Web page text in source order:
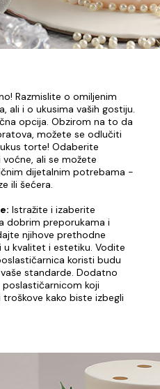
Razmislite o omiljenim
ali i o ukusima vaših gostiju.
opcija. Obzirom na to da
možete se odlučiti
torte! Odaberite
ali se možete
dijetalnim potrebama -
ili šećera.
Istražite i izaberite
dobrim preporukama i
njihove prethodne
u kvalitet i estetiku. Vodite
koristi budu
standarde. Dodatno
koji
kako biste izbegli